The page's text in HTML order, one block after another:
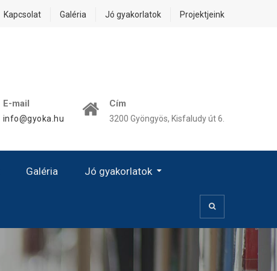
Kapcsolat Galéria Jó gyakorlatok Projektjeink
E-mail
info@gyoka.hu
Cím
3200 Gyöngyös, Kisfaludy út 6.
Galéria Jó gyakorlatok